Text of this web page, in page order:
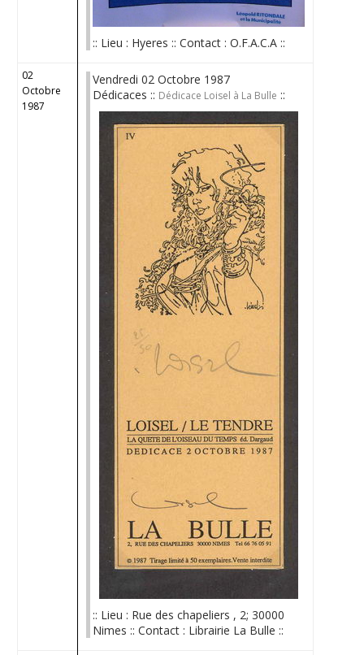
:: Lieu : Hyeres :: Contact : O.F.A.C.A ::
02
Octobre
1987
Vendredi 02 Octobre 1987
Dédicaces :: Dédicace Loisel à La Bulle ::
:: Lieu : Rue des chapeliers , 2; 30000
Nimes :: Contact : Librairie La Bulle ::